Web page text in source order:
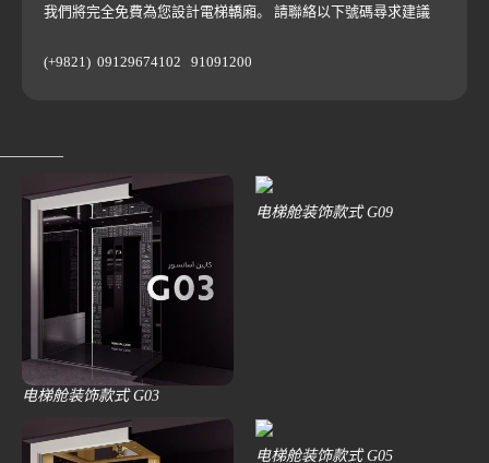
我們將完全免費為您設計電梯轎廂。 請聯絡以下號碼尋求建議
(+9821) 09129674102 91091200
电梯舱装饰款式 G03
电梯舱装饰款式 G09
电梯舱装饰款式 G05